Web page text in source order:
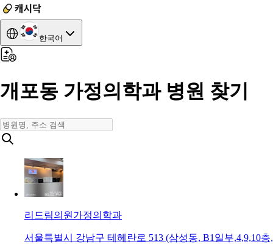
한국어
개포동 가정의학과 병원 찾기
리드림의원 가정의학과
서울특별시 강남구 테헤란로 513 (삼성동, B1일부,4,9,10층,